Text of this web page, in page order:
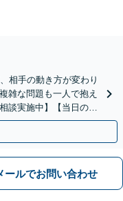
相手の動き方が変わり
雑な問題も一人で抱え
談実施中】【当日のご
ールでお問い合わせ